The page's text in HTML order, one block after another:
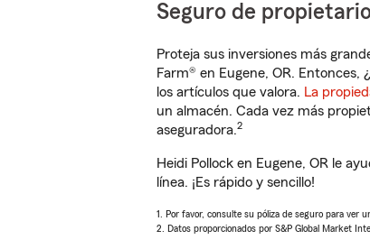
Seguro de
Proteja sus inversiones más
Farm® en Eugene, OR. Entonces,
los artículos que valora. La
un almacén. Cada vez más
aseguradora.2
Heidi Pollock en Eugene, OR le
línea. ¡Es rápido y sencillo!
1. Por favor, consulte su póliza de seguro para ver
2. Datos proporcionados por S&P Global Market